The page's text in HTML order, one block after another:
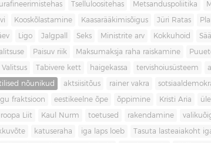
Tselluloositehas Metsanduspoliitika
Kooskõlastamine Kaasarääkimisõigus Jüri Ratas
Ligo Jalgpall Seks Ministrite arv Kokkuhoid
Paisuv riik Maksumaksja raha raiskamine
Tabivere kett haigekassa tervishoiusüsteem
nõunikud aktsiisitõus rainer vakra
fraktsioon eestikeelne õpe õppimine Kristi Aria
Liit Kaul Nurm toetused rakendamine
katuseraha iga laps loeb Tasuta lasteaiakoht